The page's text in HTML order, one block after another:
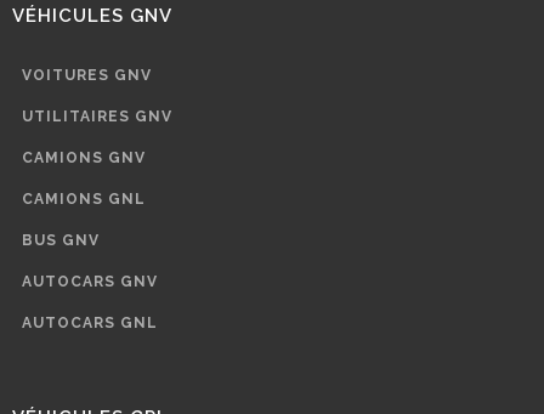
VÉHICULES GNV
VOITURES GNV
UTILITAIRES GNV
CAMIONS GNV
CAMIONS GNL
BUS GNV
AUTOCARS GNV
AUTOCARS GNL